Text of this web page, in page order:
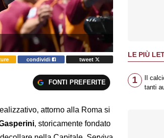
condividi tweet
FONTI PREFERITE
attorno alla Roma si
, storicamente fondato
LE PIÙ
1
Il
tanti